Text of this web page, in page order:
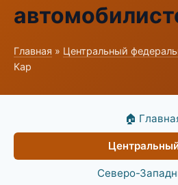
Главная » Центральный
Кар
🏠
Северо-